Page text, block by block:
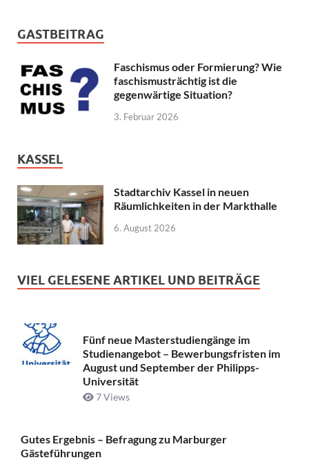
GASTBEITRAG
Faschismus oder Formierung? Wie
faschismusträchtig ist die
gegenwärtige Situation?
3. Februar 2026
KASSEL
Stadtarchiv Kassel in neuen
Räumlichkeiten in der Markthalle
6. August 2026
VIEL GELESENE ARTIKEL UND BEITRÄGE
Fünf neue Masterstudiengänge im
Studienangebot – Bewerbungsfristen im
August und September der Philipps-
Universität
7 Views
Gutes Ergebnis – Befragung zu Marburger
Gästeführungen